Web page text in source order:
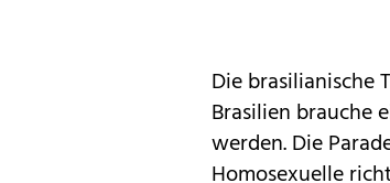
Die brasilianische
Brasilien brauche
werden. Die
Homosexuelle